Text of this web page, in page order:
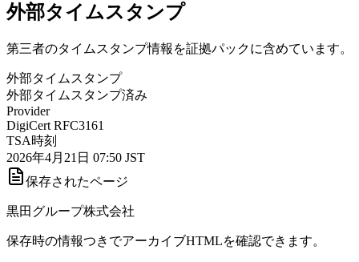
外部タイムスタンプ
第三者のタイムスタンプ情報を証拠パックに含めています。
外部タイムスタンプ
外部タイムスタンプ済み
Provider
DigiCert RFC3161
TSA時刻
2026年4月21日 07:50 JST
保存されたページ
黒田グループ株式会社
保存時の情報つきでアーカイブHTMLを確認できます。